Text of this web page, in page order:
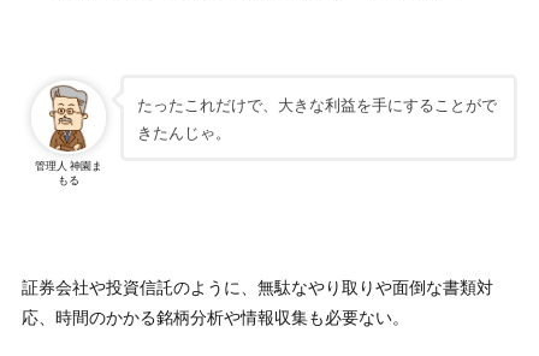
管理人 神園ま
もる
たったこれだけで、大きな利益を手にすることがで
きたんじゃ。
証券会社や投資信託のように、無駄なやり取りや面倒な書類対
応、時間のかかる銘柄分析や情報収集も必要ない。